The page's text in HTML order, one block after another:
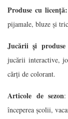
Produse cu licență:
pijamale, bluze și
Jucării și produse
jucării interactive,
cărți de colorant.
Articole de sezon:
începerea școlii,